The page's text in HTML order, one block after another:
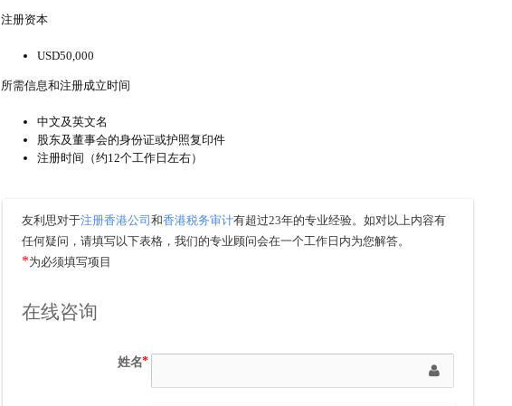
注册资本
USD50,000
所需信息和注册成立时间
中文及英文名
股东及董事会的身份证或护照复印件
注册时间（约12个工作日左右）
友利思对于注册香港公司 和香港税务审计有超过23年的专业经验。如对以上内容有
任何疑问，请填写以下表格，我们的专业顾问会在一个工作日内为您解答。
*为必须填写项目
在线咨询
姓名